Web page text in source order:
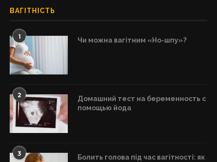
ВАГІТНІСТЬ
1 Чи можна вагітним «Но-шпу»?
2
Домашний тест на беременность с
помощью йода
3
Болить голова під час вагітності: як